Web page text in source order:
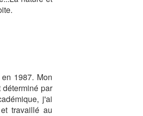
1987. Mon
par
j'ai
travaillé au